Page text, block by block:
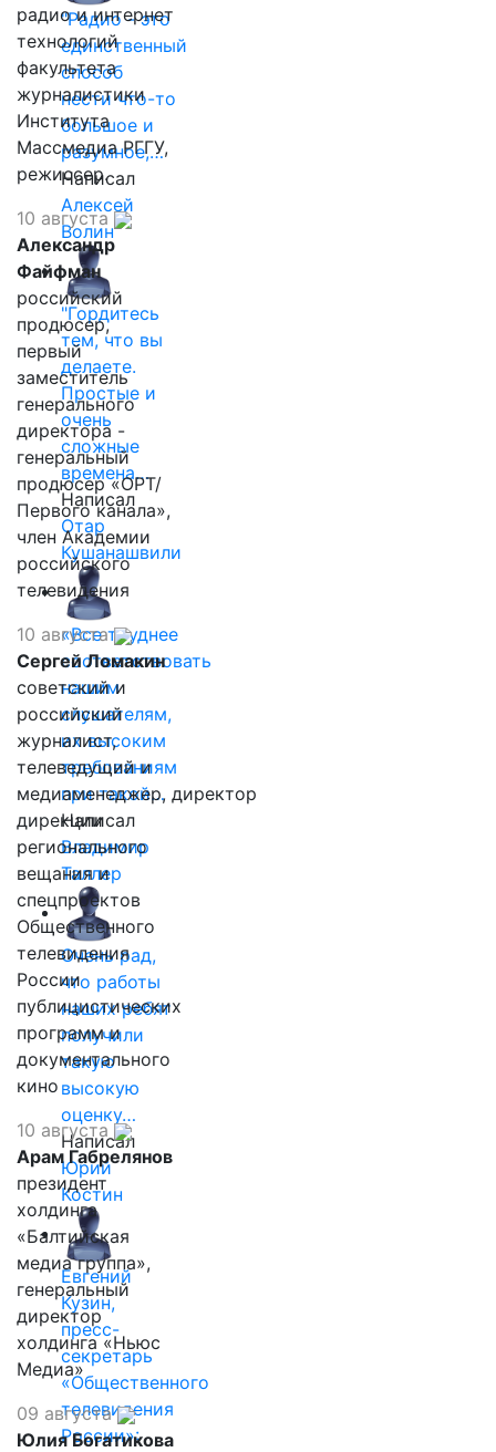
"Радио - это
единственный
способ
нести что-то
большое и
разумное,…
Написал
Алексей
Волин
"Гордитесь
тем, что вы
делаете.
Простые и
очень
сложные
времена…
Написал
Отар
Кушанашвили
«Все труднее
соответствовать
нашим
слушателям,
их высоким
требованиям
при такой…
Написал
Владимир
Таллер
Очень рад,
что работы
наших ребят
получили
такую
высокую
оценку…
Написал
Юрий
Костин
Евгений
Кузин,
пресс-
секретарь
«Общественного
телевидения
России»:
радио и интернет
технологий
факультета
журналистики
Института
Массмедиа РГГУ,
режиссер.
10 августа
Александр
Файфман
российский
продюсер,
первый
заместитель
генерального
директора -
генеральный
продюсер «ОРТ/
Первого канала»,
член Академии
российского
телевидения
10 августа
Сергей Ломакин
советский и
российский
журналист,
телеведущий и
медиаменеджер, директор
дирекции
регионального
вещания и
спецпроектов
Общественного
телевидения
России
публицистических
программ и
документального
кино
10 августа
Арам Габрелянов
президент
холдинга
«Балтийская
медиа группа»,
генеральный
директор
холдинга «Ньюс
Медиа»
09 августа
Юлия Богатикова